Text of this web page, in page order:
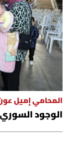
المحامي إميل
الوجود